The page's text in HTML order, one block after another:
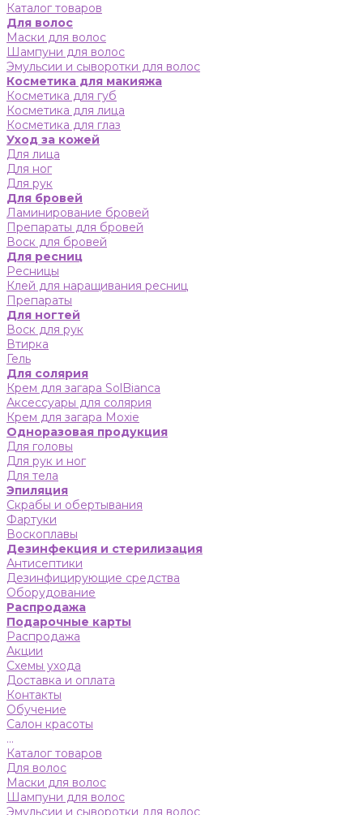
Каталог товаров
Для волос
Маски для волос
Шампуни для волос
Эмульсии и сыворотки для волос
Косметика для макияжа
Косметика для губ
Косметика для лица
Косметика для глаз
Уход за кожей
Для лица
Для ног
Для рук
Для бровей
Ламинирование бровей
Препараты для бровей
Воск для бровей
Для ресниц
Ресницы
Клей для наращивания ресниц
Препараты
Для ногтей
Воск для рук
Втирка
Гель
Для солярия
Крем для загара SolBianca
Аксессуары для солярия
Крем для загара Moxie
Одноразовая продукция
Для головы
Для рук и ног
Для тела
Эпиляция
Скрабы и обертывания
Фартуки
Воскоплавы
Дезинфекция и стерилизация
Антисептики
Дезинфицирующие средства
Оборудование
Распродажа
Подарочные карты
Распродажа
Акции
Схемы ухода
Доставка и оплата
Контакты
Обучение
Салон красоты
...
Каталог товаров
Для волос
Маски для волос
Шампуни для волос
Эмульсии и сыворотки для волос